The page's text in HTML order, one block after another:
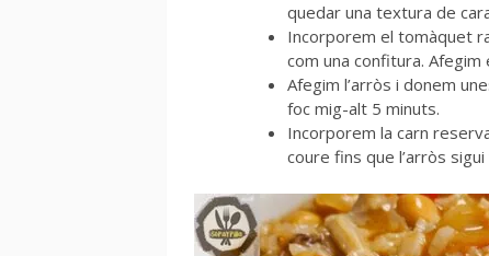
quedar una textura de
Incorporem el tomàquet
com una confitura.
Afegim l’arròs i donem
foc mig-alt 5 minuts.
Incorporem la carn
coure fins que l’arròs